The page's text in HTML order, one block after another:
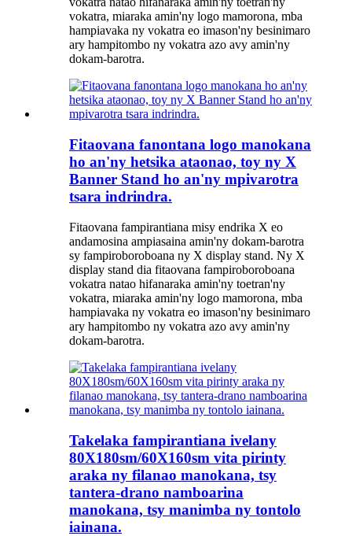
vokatra, miaraka amin'ny logo mamorona, mba
hampiavaka ny vokatra eo imason'ny besinimaro
ary hampitombo ny vokatra azo avy amin'ny
dokam-barotra.
Fitaovana fanontana logo manokana
ho an'ny hetsika ataonao, toy ny X
Banner Stand ho an'ny mpivarotra
tsara indrindra.
Fitaovana fampirantiana misy endrika X eo
andamosina ampiasaina amin'ny dokam-barotra
sy fampiroboroboana ny X display stand. Ny X
display stand dia fitaovana fampiroboroboana
vokatra natao hifanaraka amin'ny toetran'ny
vokatra, miaraka amin'ny logo mamorona, mba
hampiavaka ny vokatra eo imason'ny besinimaro
ary hampitombo ny vokatra azo avy amin'ny
dokam-barotra.
Takelaka fampirantiana ivelany
80X180sm/60X160sm vita pirinty
araka ny filanao manokana, tsy
tantera-drano namboarina
manokana, tsy manimba ny tontolo
iainana.